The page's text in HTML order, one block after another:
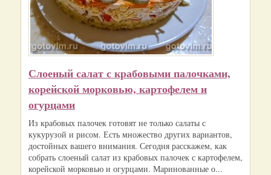
Слоеный салат с крабовыми палочками,
корейской морковью, картофелем и
огурцами
Из крабовых палочек готовят не только салаты с
кукурузой и рисом. Есть множество других вариантов,
достойных вашего внимания. Сегодня расскажем, как
собрать слоеный салат из крабовых палочек с картофелем,
корейской морковью и огурцами. Маринованные о...